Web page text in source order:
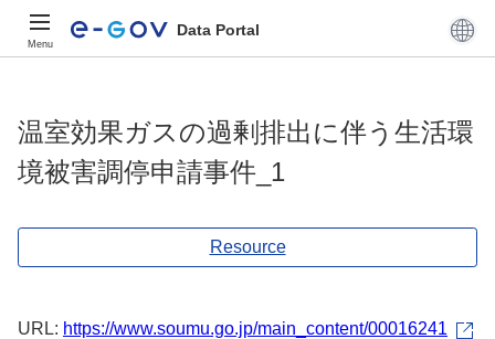
Menu
Data Portal
温室効果ガスの過剰排出に伴う生活環
境被害調停申請事件_1
Resource
URL: https://www.soumu.go.jp/main_content/00016241